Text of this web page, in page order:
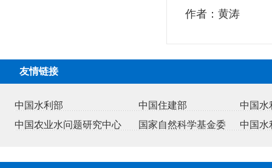
作者：黄涛
友情链接
中国水利部 中国住建部
中国水
中国农业水问题研究中心
国家自然科学基金委 中国水